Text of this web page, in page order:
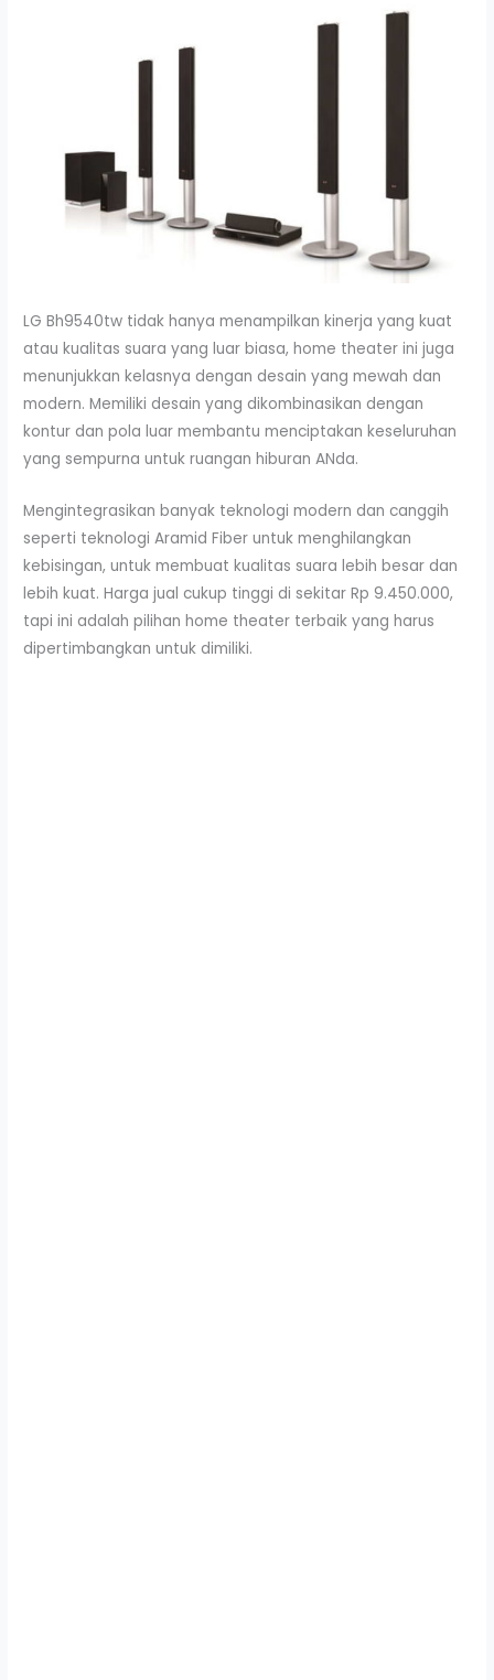
LG Bh9540tw tidak hanya menampilkan kinerja yang kuat
atau kualitas suara yang luar biasa, home theater ini juga
menunjukkan kelasnya dengan desain yang mewah dan
modern. Memiliki desain yang dikombinasikan dengan
kontur dan pola luar membantu menciptakan keseluruhan
yang sempurna untuk ruangan hiburan ANda.
Mengintegrasikan banyak teknologi modern dan canggih
seperti teknologi Aramid Fiber untuk menghilangkan
kebisingan, untuk membuat kualitas suara lebih besar dan
lebih kuat. Harga jual cukup tinggi di sekitar Rp 9.450.000,
tapi ini adalah pilihan home theater terbaik yang harus
dipertimbangkan untuk dimiliki.